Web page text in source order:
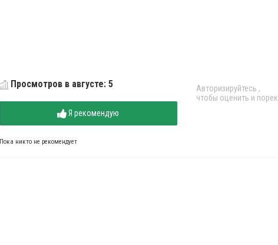
Просмотров в августе: 5
Я рекомендую
Пока никто не рекомендует
Авторизируйтесь ,
чтобы оценить и